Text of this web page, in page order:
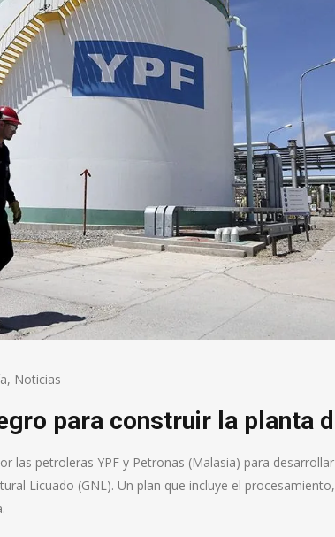
, Noticias
para construir la planta
las petroleras YPF y Petronas (Malasia) para
Licuado (GNL). Un plan que incluye el